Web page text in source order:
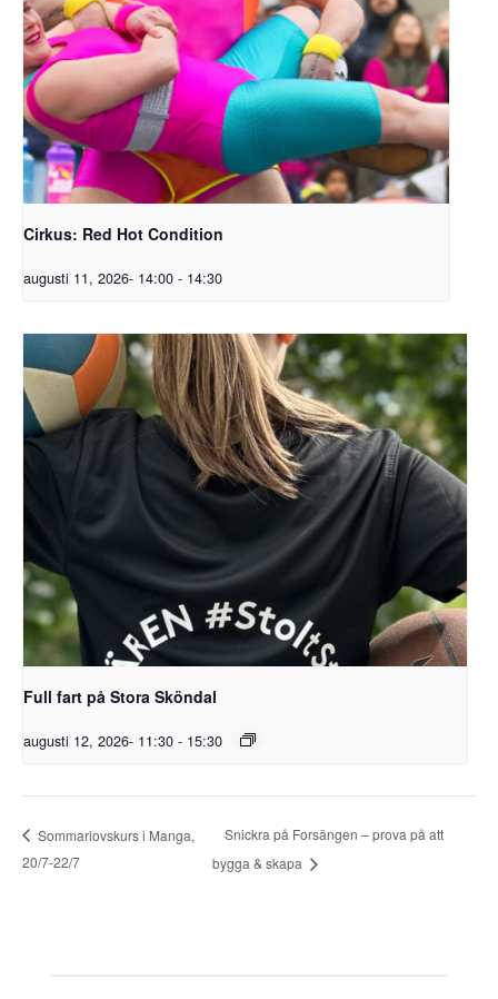
Cirkus: Red Hot Condition
augusti 11, 2026- 14:00 - 14:30
Full fart på Stora Sköndal
augusti 12, 2026- 11:30 - 15:30
Sommarlovskurs i Manga,
20/7-22/7
Snickra på Forsängen – prova på att
bygga & skapa